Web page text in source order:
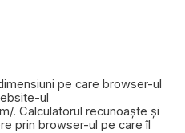
pe care browser-ul
ul
. Calculatorul recunoaște și
prin browser-ul pe care îl